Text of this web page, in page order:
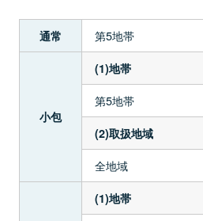
通常 第5地帯
小包
(1)地帯
第5地帯
(2)取扱地域
全地域
(1)地帯